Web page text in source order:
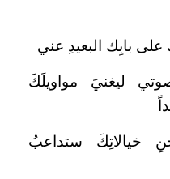
بابِك البعيدِ عني
ليغنيَ مواويلَكَ
خيالاتِكَ ستداعبُ